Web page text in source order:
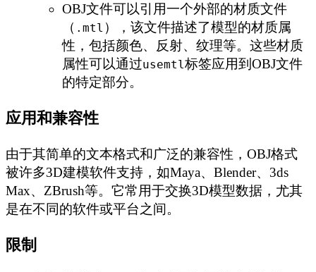
OBJ文件可以引用一个外部的材质文件
（ .mtl ），该文件描述了模型的材质属
性，包括颜色、反射、纹理等。这些材质
属性可以通过usemtl 标签应用到OBJ文件
的特定部分。
应用和兼容性
由于其简单的文本格式和广泛的兼容性，OBJ格式
被许多3D建模软件支持，如Maya、Blender、3ds
Max、ZBrush等。它常用于交换3D模型数据，尤其
是在不同的软件或平台之间。
限制